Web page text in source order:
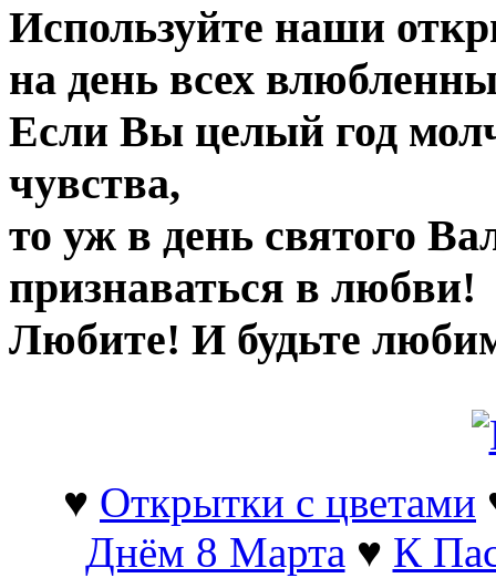
Используйте наши
на день всех
Если Вы целый год
чувства,
то уж в день святого
признаваться в любви!
Любите! И будьте
♥ Открытки с цветами
Днём 8 Марта ♥ К